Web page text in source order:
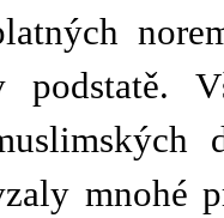
podstatě.
mnohé